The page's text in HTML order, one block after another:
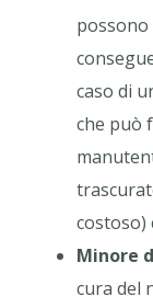
caso di
che può
costoso)
Minore
cura del